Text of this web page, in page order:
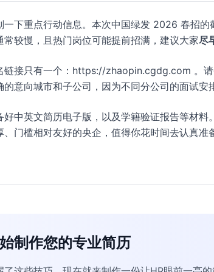
一下重点行动信息。本次中国绿发 2026 春招的
常较慢，且热门岗位可能提前招满，建议大家尽
链接只有一个：https://zhaopin.cgdg.com 。
的意向城市和子公司，因为不同分公司的面试安
好中英文简历电子版，以及学籍验证报告等材
、门槛相对友好的央企，值得你花时间去认真准
制作您的专业简历